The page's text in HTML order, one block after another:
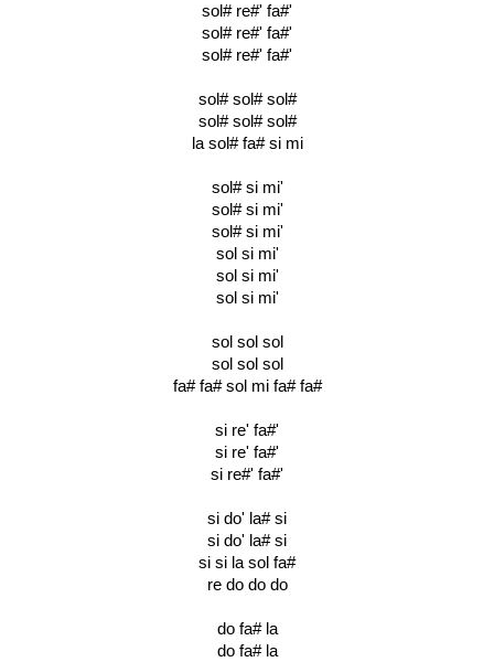
sol# re#' fa#'
sol# re#' fa#'
sol# re#' fa#'
sol# sol# sol#
sol# sol# sol#
la sol# fa# si mi
sol# si mi'
sol# si mi'
sol# si mi'
sol si mi'
sol si mi'
sol si mi'
sol sol sol
sol sol sol
fa# fa# sol mi fa# fa#
si re' fa#'
si re' fa#'
si re#' fa#'
si do' la# si
si do' la# si
si si la sol fa#
re do do do
do fa# la
do fa# la